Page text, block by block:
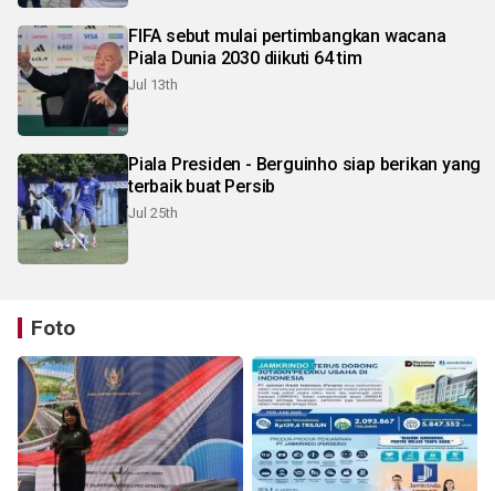
FIFA sebut mulai pertimbangkan wacana
Piala Dunia 2030 diikuti 64 tim
Jul 13th
Piala Presiden - Berguinho siap berikan yang
terbaik buat Persib
Jul 25th
Foto